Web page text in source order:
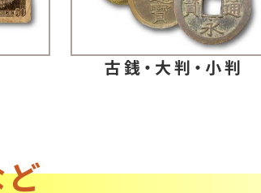
古銭・大判・小判